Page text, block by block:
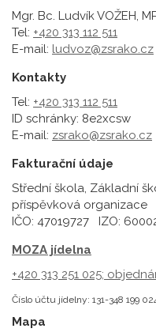
Mgr. Bc. Ludvík VOŽEH,
Tel: +420 313 112 511
E-mail: ludvoz@zsrako.cz
Kontakty
Tel: +420 313 112 511
ID schránky: 8e2xcsw
E-mail: zsrako@zsrako.cz
Fakturační údaje
Střední škola, Základní
příspěvková organizace
IČO: 47019727 IZO:
MOZA jídelna
+420 313 251 025;
Číslo účtu jídelny: 131-348 199
Mapa